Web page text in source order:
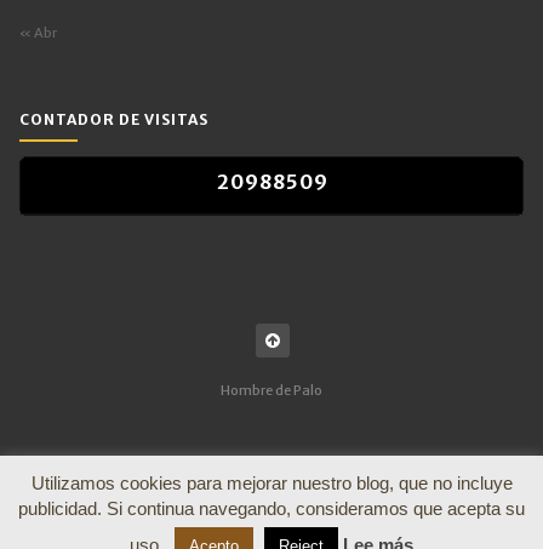
« Abr
CONTADOR DE VISITAS
20988509
Hombre de Palo
Utilizamos cookies para mejorar nuestro blog, que no incluye
publicidad. Si continua navegando, consideramos que acepta su
uso.
Lee más